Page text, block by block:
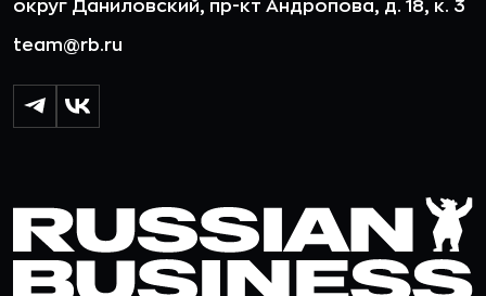
округ Даниловский, пр-кт Андропова, д. 18, к. 3
team@rb.ru